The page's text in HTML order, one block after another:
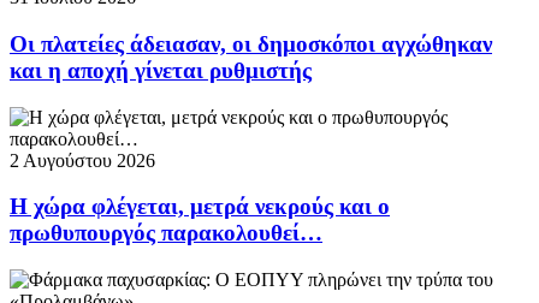
Οι πλατείες άδειασαν, οι δημοσκόποι αγχώθηκαν
και η αποχή γίνεται ρυθμιστής
2 Αυγούστου 2026
Η χώρα φλέγεται, μετρά νεκρούς και ο
πρωθυπουργός παρακολουθεί…